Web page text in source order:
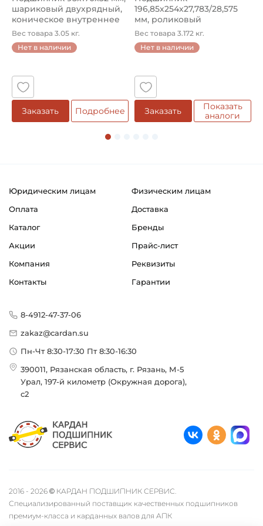
шариковый двухрядный,
коническое внутреннее
кол...
Вес товара 3.05 кг.
Нет в наличии
Заказать Подробнее
196,85х254х27,783/28,575
мм, роликовый
однорядный конический
...
Вес товара 3.172 кг.
Нет в наличии
Заказать
Показать
аналоги
Юридическим лицам
Физическим лицам
Оплата
Доставка
Каталог
Бренды
Акции
Прайс-лист
Компания
Реквизиты
Контакты
Гарантии
8-4912-47-37-06
zakaz@cardan.su
Пн-Чт 8:30-17:30 Пт 8:30-16:30
390011, Рязанская область, г. Рязань, М-5
Урал, 197-й километр (Окружная дорога),
с2
2016 - 2026 © КАРДАН ПОДШИПНИК СЕРВИС.
Специализированный поставщик качественных подшипников
премиум-класса и карданных валов для АПК